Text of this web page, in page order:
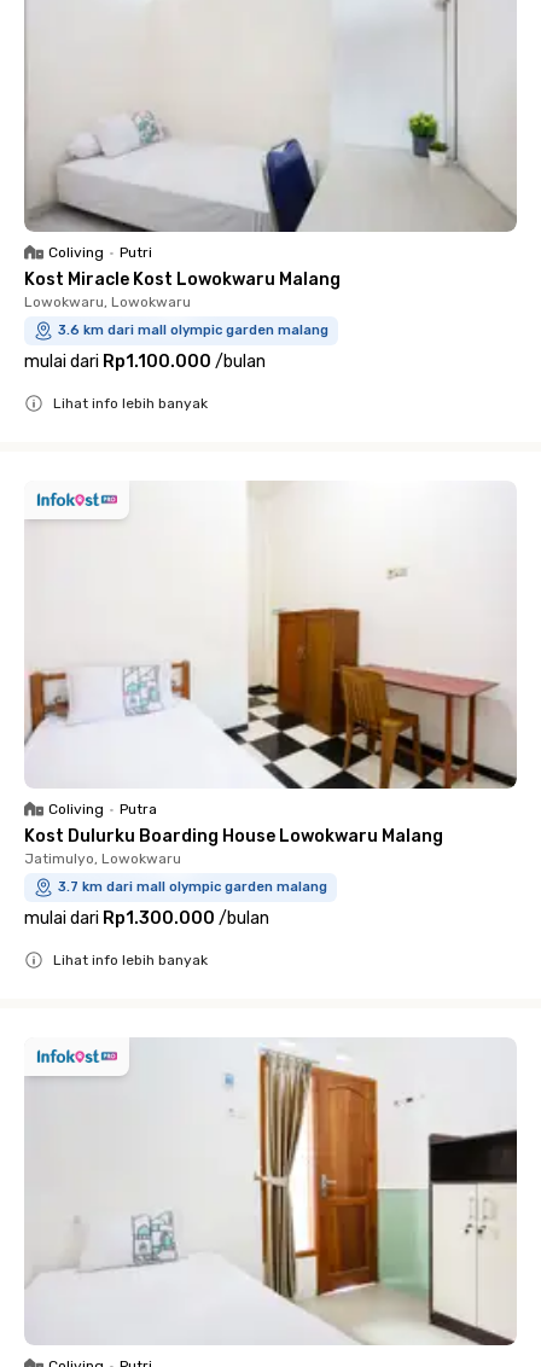
Coliving • Putri
Kost Miracle Kost Lowokwaru Malang
Lowokwaru, Lowokwaru
3.6 km dari mall olympic garden malang
mulai dari Rp1.100.000 /bulan
Lihat info lebih banyak
Coliving • Putra
Kost Dulurku Boarding House Lowokwaru Malang
Jatimulyo, Lowokwaru
3.7 km dari mall olympic garden malang
mulai dari Rp1.300.000 /bulan
Lihat info lebih banyak